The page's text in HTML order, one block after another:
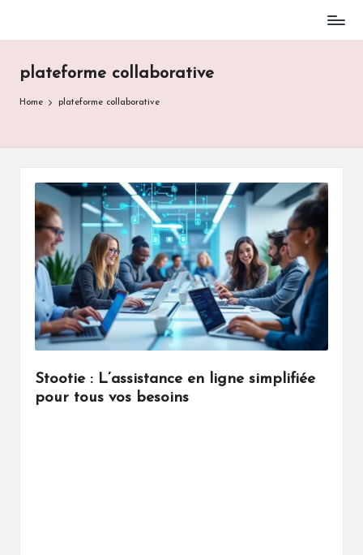
contentplateforme collaborative
Home plateforme collaborative
Stootie : L’assistance en ligne simplifiée
pour tous vos besoins